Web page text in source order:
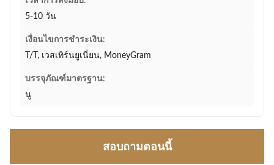
5-10 วัน
เงื่อนไขการชำระเงิน:
T/T, เวสเทิร์นยูเนี่ยน, MoneyGram
บรรจุภัณฑ์มาตรฐาน:
นู
สอบถามตอนนี้